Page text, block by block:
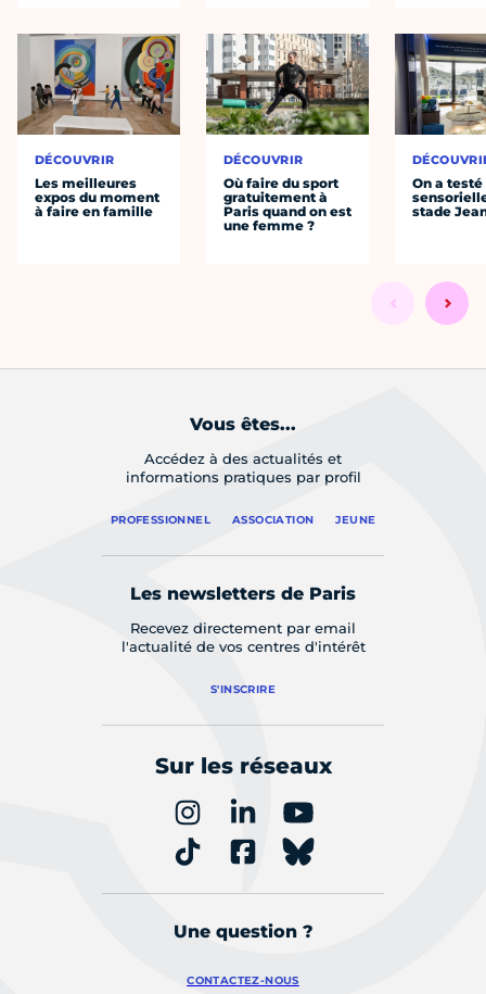
DÉCOUVRIR
Les meilleures
expos du moment
à faire en famille
DÉCOUVRIR
Où faire du sport
gratuitement à
Paris quand on est
une femme ?
On a
stade
Vous êtes...
Accédez à des actualités et
informations pratiques par profil
PROFESSIONNEL ASSOCIATION JEUNE
Les newsletters de Paris
Recevez directement par email
l'actualité de vos centres d'intérêt
S'INSCRIRE
Sur les réseaux
Une question ?
CONTACTEZ-NOUS